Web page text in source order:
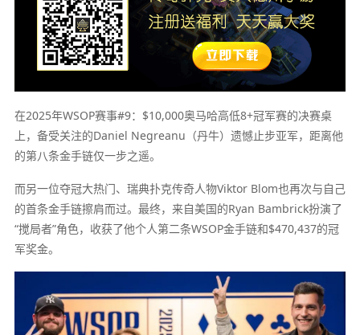
在2025年WSOP赛事#9：$10,000奥马哈高低8+冠军赛的决赛桌
上，备受关注的Daniel Negreanu（丹牛）遗憾止步亚军，距离他
的第八条金手链仅一步之遥。
而另一位夺冠大热门、瑞典扑克传奇人物Viktor Blom也再次与自己
的首条金手链擦肩而过。最终，来自美国的Ryan Bambrick扮演了
“搅局者”角色，收获了他个人第二条WSOP金手链和$470,437的冠
军奖金。